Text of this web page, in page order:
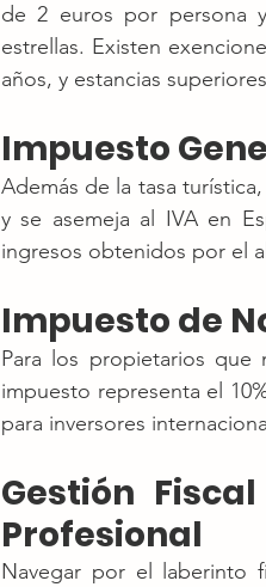
de 2 euros por persona
estrellas. Existen
años, y estancias
Impuesto
Además de la tasa
y se asemeja al IVA en
ingresos obtenidos por el
Impuesto de
Para los propietarios que
impuesto representa el
para inversores
Gestión
Profesional
Navegar por el laberinto